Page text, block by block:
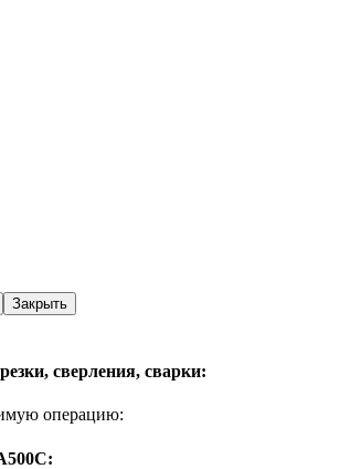
Закрыть
сверления, сварки:
операцию: